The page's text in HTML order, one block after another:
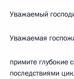
Уважаемый
Уважаемая
примите глубокие
последствиями